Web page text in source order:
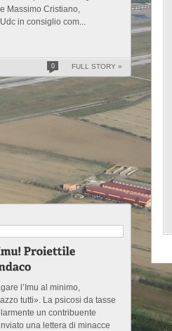
Massimo Cristiano,
in consiglio com...
0 FULL STORY »
l’Imu al minimo,
tutti». La psicosi da tasse
un contribuente
una lettera di minacce